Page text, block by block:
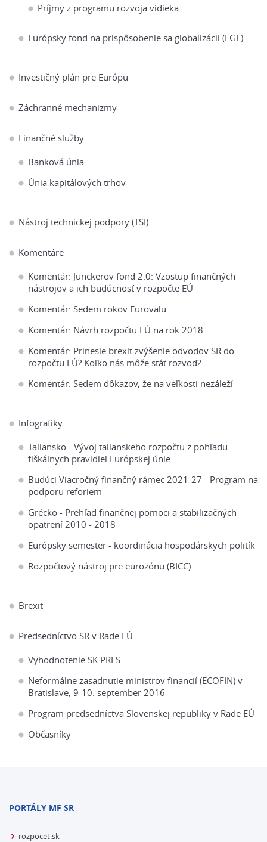
Príjmy z programu rozvoja vidieka
Európsky fond na prispôsobenie sa globalizácii (EGF)
Investičný plán pre Európu
Záchranné mechanizmy
Finančné služby
Banková únia
Únia kapitálových trhov
Nástroj technickej podpory (TSI)
Komentáre
Komentár: Junckerov fond 2.0: Vzostup finančných
nástrojov a ich budúcnosť v rozpočte EÚ
Komentár: Sedem rokov Eurovalu
Komentár: Návrh rozpočtu EÚ na rok 2018
Komentár: Prinesie brexit zvýšenie odvodov SR do
rozpočtu EÚ? Koľko nás môže stáť rozvod?
Komentár: Sedem dôkazov, že na veľkosti nezáleží
Infografiky
Taliansko - Vývoj talianskeho rozpočtu z pohľadu
fiškálnych pravidiel Európskej únie
Budúci Viacročný finančný rámec 2021-27 - Program na
podporu reforiem
Grécko - Prehľad finančnej pomoci a stabilizačných
opatrení 2010 - 2018
Európsky semester - koordinácia hospodárskych politík
Rozpočtový nástroj pre eurozónu (BICC)
Brexit
Predsedníctvo SR v Rade EÚ
Vyhodnotenie SK PRES
Neformálne zasadnutie ministrov financií (ECOFIN) v
Bratislave, 9-10. september 2016
Program predsedníctva Slovenskej republiky v Rade EÚ
Občasníky
PORTÁLY MF SR
rozpocet.sk